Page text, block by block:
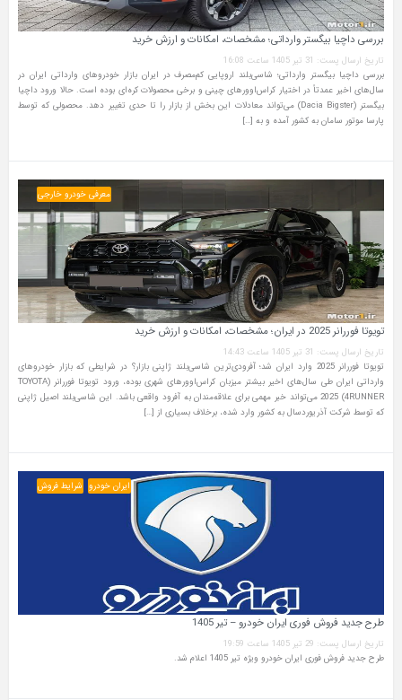
بررسی داچیا بیگستر وارداتی؛ مشخصات، امکانات و ارزش خرید
تاریخ ارسال پست: 31 تیر 1405 ساعت 16:08
بررسی داچیا بیگستر وارداتی؛ شاسی‌بلند اروپایی کم‌مصرف در ایران بازار خودروهای وارداتی ایران در
سال‌های اخیر عمدتاً در اختیار کراس‌اوورهای چینی و برخی محصولات کره‌ای بوده است. حالا ورود داچیا
بیگستر (Dacia Bigster) می‌تواند معادلات این بخش از بازار را تا حدی تغییر دهد. محصولی که توسط
پارسا موتور سامان به کشور آمده و به […]
معرفی خودرو خارجی
تویوتا فوررانر 2025 در ایران؛ مشخصات، امکانات و ارزش خرید
تاریخ ارسال پست: 31 تیر 1405 ساعت 14:43
تویوتا فوررانر 2025 وارد ایران شد؛ آفرودی‌ترین شاسی‌بلند ژاپنی بازار؟ در شرایطی که بازار خودروهای
وارداتی ایران طی سال‌های اخیر بیشتر میزبان کراس‌اوورهای شهری بوده، ورود تویوتا فوررانر (TOYOTA
4RUNNER) 2025 می‌تواند خبر مهمی برای علاقه‌مندان به آفرود واقعی باشد. این شاسی‌بلند اصیل ژاپنی
که توسط شرکت آذریوردسال به کشور وارد شده، برخلاف بسیاری از […]
ایران خودرو شرایط فروش
طرح جدید فروش فوری ایران خودرو – تیر 1405
تاریخ ارسال پست: 29 تیر 1405 ساعت 19:59
طرح جدید فروش فوری ایران خودرو ویژه تیر 1405 اعلام شد.